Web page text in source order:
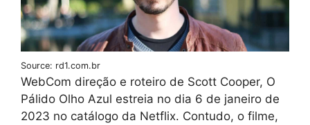
Source: rd1.com.br
WebCom direção e roteiro de Scott Cooper, O
Pálido Olho Azul estreia no dia 6 de janeiro de
2023 no catálogo da Netflix. Contudo, o filme,